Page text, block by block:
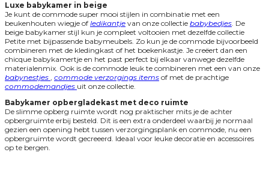
Luxe babykamer in beige
Je kunt de commode super mooi stijlen in combinatie met een
beukenhouten wiegje of ledikantje van onze collectie babybedjes. De
beige babykamer stijl kun je compleet voltooien met dezelfde collectie
Petite met bijpassende babymeubels. Zo kun je de commode bijvoorbeeld
combineren met de kledingkast of het boekenkastje. Je creëert dan een
chicque babykamertje en het past perfect bij elkaar vanwege dezelfde
materialenmix. Ook is de commode leuk te combineren met een van onze
babynestjes , commode verzorgings items of met de prachtige
commodemandjes uit onze collectie.
Babykamer opbergladekast met deco ruimte
De slimme opberg ruimte wordt nog praktischer mits je de achter
opbergruimte erbij besteld. Dit is een extra onderdeel waarbij je normaal
gezien een opening hebt tussen verzorgingsplank en commode, nu een
opbergruimte wordt gecreeerd. Ideaal voor leuke decoratie en accessoires
op te bergen.